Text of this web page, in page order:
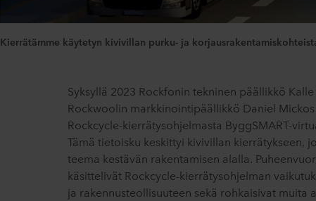
Kierrätämme käytetyn kivivillan purku- ja
Syksyllä 2023 Rockfonin tekninen päällikkö
Rockwoolin markkinointipäällikkö Daniel
Rockcycle-kierrätysohjelmasta ByggSMART-
Tämä tietoisku keskittyi kivivillan kierrätykseen,
teema kestävän rakentamisen alalla.
käsittelivät Rockcycle-kierrätysohjelman
ja rakennusteollisuuteen sekä rohkaisivat muita